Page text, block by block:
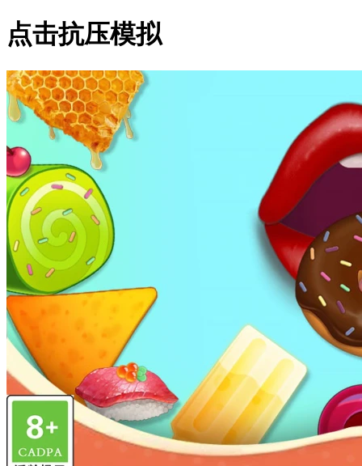
点击抗压模拟